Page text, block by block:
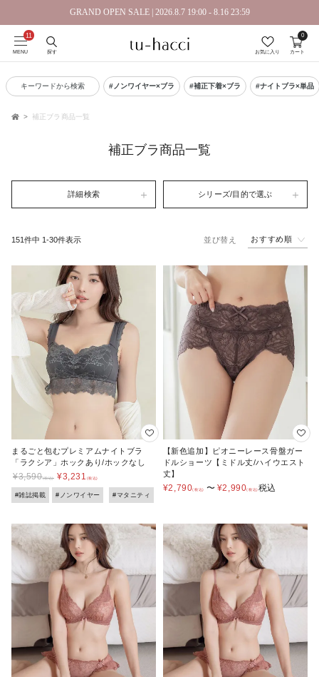
GRAND OPEN SALE | 2026.8.7 19:00 - 8.16 23:59
会員登録で今すぐ使えるポイントプレゼント！
MENU 探す お気に入り カート
0
キーワードから検索 #ノンワイヤー×ブラ #補正下着×ブラ #ナイトブラ×単品
補正ブラ商品一覧
補正ブラ商品一覧
詳細検索 シリーズ/目的で選ぶ
並び替え おすすめ順
151件中 1-30件表示
まるごと包むプレミアムナイトブラ
「ラクシア」ホックあり/ホックなし
¥3,590 ¥3,231
#雑誌掲載 #ノンワイヤー #マタニティ
【新色追加】ピオニーレース骨盤ガー
ドルショーツ【ミドル丈/ハイウエスト
丈】
¥2,790 〜 ¥2,990 税込